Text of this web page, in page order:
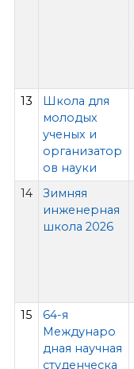
13
Школа для
молодых
ученых и
организатор
ов науки
14
Зимняя
инженерная
школа 2026
15
64-я
Междунаро
дная научная
студенческа